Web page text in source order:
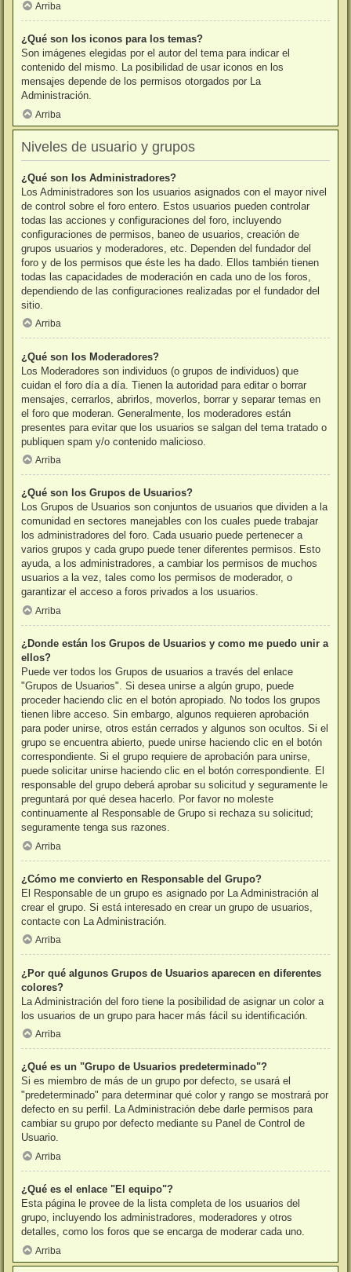
Arriba
¿Qué son los iconos para los temas?
Son imágenes elegidas por el autor del tema para indicar el
contenido del mismo. La posibilidad de usar iconos en los
mensajes depende de los permisos otorgados por La
Administración.
Arriba
Niveles de usuario y grupos
¿Qué son los Administradores?
Los Administradores son los usuarios asignados con el mayor nivel
de control sobre el foro entero. Estos usuarios pueden controlar
todas las acciones y configuraciones del foro, incluyendo
configuraciones de permisos, baneo de usuarios, creación de
grupos usuarios y moderadores, etc. Dependen del fundador del
foro y de los permisos que éste les ha dado. Ellos también tienen
todas las capacidades de moderación en cada uno de los foros,
dependiendo de las configuraciones realizadas por el fundador del
sitio.
Arriba
¿Qué son los Moderadores?
Los Moderadores son individuos (o grupos de individuos) que
cuidan el foro día a día. Tienen la autoridad para editar o borrar
mensajes, cerrarlos, abrirlos, moverlos, borrar y separar temas en
el foro que moderan. Generalmente, los moderadores están
presentes para evitar que los usuarios se salgan del tema tratado o
publiquen spam y/o contenido malicioso.
Arriba
¿Qué son los Grupos de Usuarios?
Los Grupos de Usuarios son conjuntos de usuarios que dividen a la
comunidad en sectores manejables con los cuales puede trabajar
los administradores del foro. Cada usuario puede pertenecer a
varios grupos y cada grupo puede tener diferentes permisos. Esto
ayuda, a los administradores, a cambiar los permisos de muchos
usuarios a la vez, tales como los permisos de moderador, o
garantizar el acceso a foros privados a los usuarios.
Arriba
¿Donde están los Grupos de Usuarios y como me puedo unir a
ellos?
Puede ver todos los Grupos de usuarios a través del enlace
"Grupos de Usuarios". Si desea unirse a algún grupo, puede
proceder haciendo clic en el botón apropiado. No todos los grupos
tienen libre acceso. Sin embargo, algunos requieren aprobación
para poder unirse, otros están cerrados y algunos son ocultos. Si el
grupo se encuentra abierto, puede unirse haciendo clic en el botón
correspondiente. Si el grupo requiere de aprobación para unirse,
puede solicitar unirse haciendo clic en el botón correspondiente. El
responsable del grupo deberá aprobar su solicitud y seguramente le
preguntará por qué desea hacerlo. Por favor no moleste
continuamente al Responsable de Grupo si rechaza su solicitud;
seguramente tenga sus razones.
Arriba
¿Cómo me convierto en Responsable del Grupo?
El Responsable de un grupo es asignado por La Administración al
crear el grupo. Si está interesado en crear un grupo de usuarios,
contacte con La Administración.
Arriba
¿Por qué algunos Grupos de Usuarios aparecen en diferentes
colores?
La Administración del foro tiene la posibilidad de asignar un color a
los usuarios de un grupo para hacer más fácil su identificación.
Arriba
¿Qué es un "Grupo de Usuarios predeterminado"?
Si es miembro de más de un grupo por defecto, se usará el
"predeterminado" para determinar qué color y rango se mostrará por
defecto en su perfil. La Administración debe darle permisos para
cambiar su grupo por defecto mediante su Panel de Control de
Usuario.
Arriba
¿Qué es el enlace "El equipo"?
Esta página le provee de la lista completa de los usuarios del
grupo, incluyendo los administradores, moderadores y otros
detalles, como los foros que se encarga de moderar cada uno.
Arriba